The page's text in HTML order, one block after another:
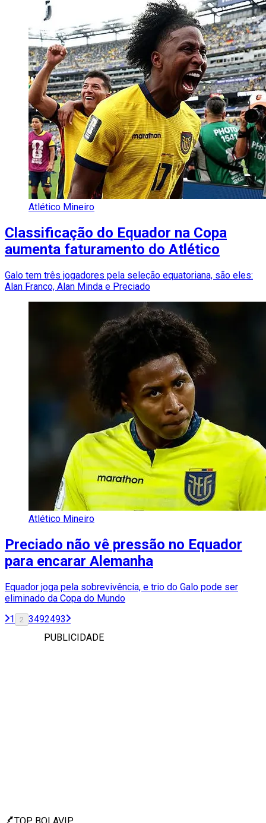
Atlético Mineiro
Classificação do Equador na Copa
aumenta faturamento do Atlético
Galo tem três jogadores pela seleção equatoriana, são eles:
Alan Franco, Alan Minda e Preciado
Atlético Mineiro
Preciado não vê pressão no Equador
para encarar Alemanha
Equador joga pela sobrevivência, e trio do Galo pode ser
eliminado da Copa do Mundo
1
2 3492493
PUBLICIDADE